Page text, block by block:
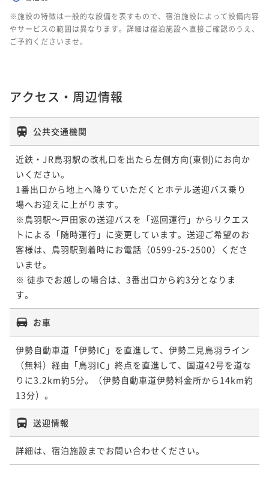
※施設の特徴は一般的な設備を表すもので、宿泊施設によって設備内容
やサービスの範囲は異なります。詳細は宿泊施設へ直接ご確認のうえ、
ご予約くださいませ。
アクセス・周辺情報
公共交通機関
近鉄・JR鳥羽駅の改札口を出たら左側方向(東側)にお向か
いください。
1番出口から地上へ降りていただくとホテル送迎バス乗り
場へお迎えに上がります。
※鳥羽駅～戸田家の送迎バスを「巡回運行」からリクエス
トによる「随時運行」に変更しています。送迎ご希望のお
客様は、鳥羽駅到着時にお電話（0599-25-2500）くださ
いませ。
※ 徒歩でお越しの場合は、3番出口から約3分となりま
す。
お車
伊勢自動車道「伊勢IC」を直進して、伊勢二見鳥羽ライン
（無料）経由「鳥羽IC」終点を直進して、国道42号を道な
りに3.2km約5分。（伊勢自動車道伊勢料金所から14km約
13分）。
送迎情報
詳細は、宿泊施設までお問い合わせください。